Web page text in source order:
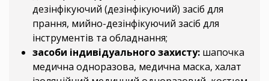
дезінфікуючий (дезінфікуючий) засіб для
прання, мийно-дезінфікуючий засіб для
інструментів та обладнання;
засоби індивідуального захисту: шапочка
медична одноразова, медична маска, халат